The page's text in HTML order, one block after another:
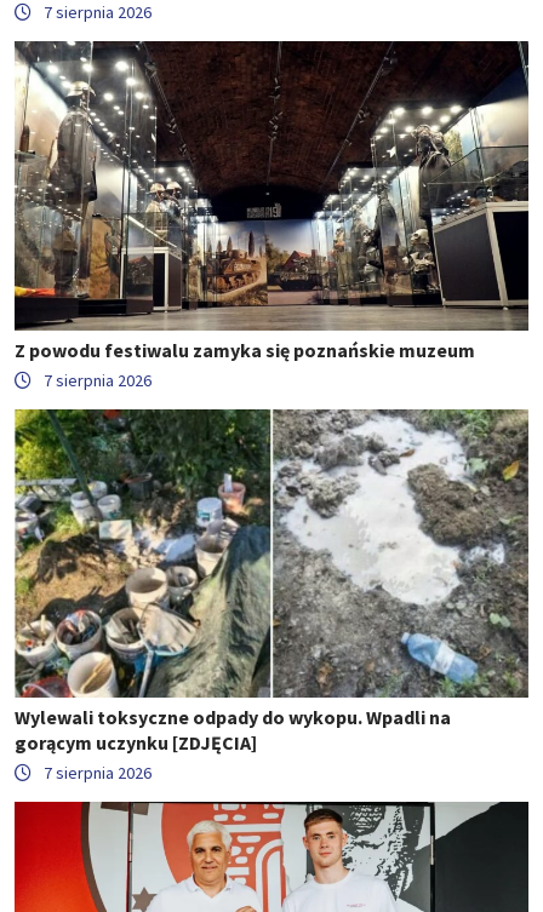
7 sierpnia 2026
Z powodu festiwalu zamyka się poznańskie muzeum
7 sierpnia 2026
Wylewali toksyczne odpady do wykopu. Wpadli na
gorącym uczynku [ZDJĘCIA]
7 sierpnia 2026